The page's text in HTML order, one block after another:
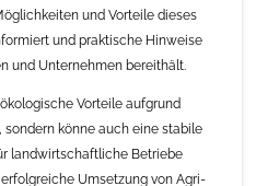
und Vorteile dieses
und praktische Hinweise
und Unternehmen bereithält.
Vorteile aufgrund
könne auch eine stabile
landwirtschaftliche Betriebe
Umsetzung von Agri-